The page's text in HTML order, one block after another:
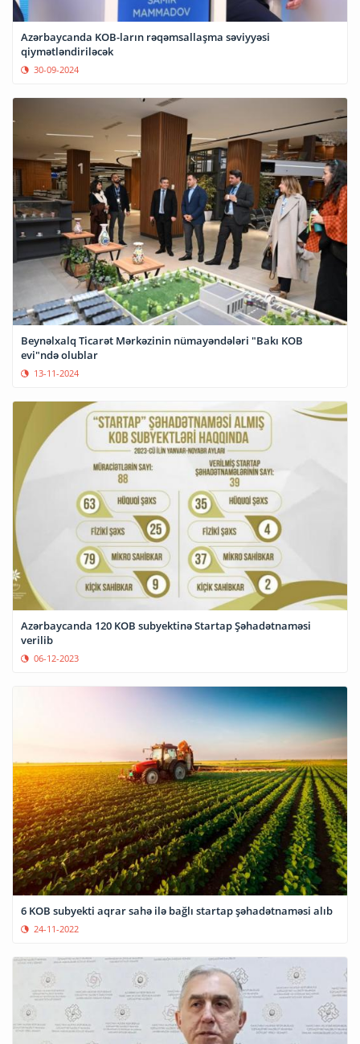
Azərbaycanda KOB-ların rəqəmsallaşma səviyyəsi
qiymətləndiriləcək
30-09-2024
Beynəlxalq Ticarət Mərkəzinin nümayəndələri "Bakı KOB
evi"ndə olublar
13-11-2024
Azərbaycanda 120 KOB subyektinə Startap Şəhadətnaməsi
verilib
06-12-2023
6 KOB subyekti aqrar sahə ilə bağlı startap şəhadətnaməsi alıb
24-11-2022